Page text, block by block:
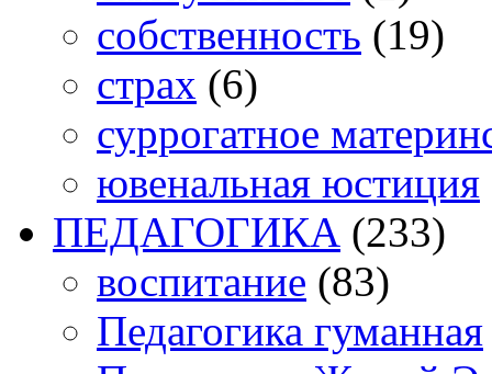
собственность (19)
страх (6)
суррогатное
ювенальная юстиция
ПЕДАГОГИКА (233)
воспитание (83)
Педагогика гуманная